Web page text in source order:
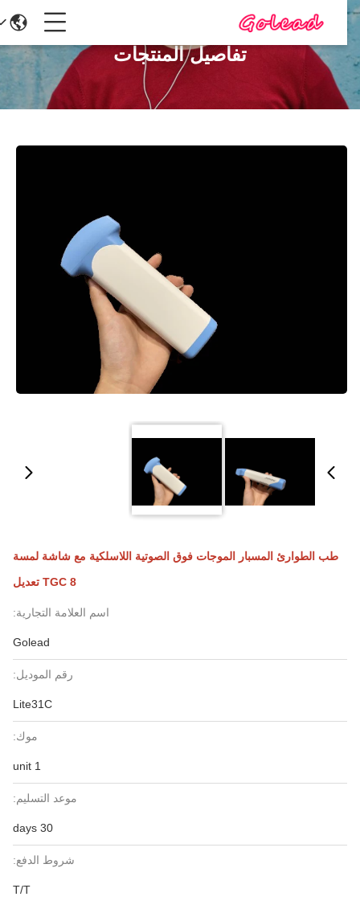
تفاصيل المنتجات
طب الطوارئ المسبار الموجات فوق الصوتية اللاسلكية مع شاشة لمسة
TGC 8 تعديل
اسم العلامة التجارية:
Golead
رقم الموديل:
Lite31C
موك:
موعد التسليم:
30 days
شروط الدفع:
T/T